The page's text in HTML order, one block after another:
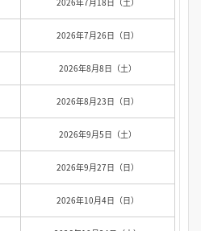
2026年7月26日（日）
2026年8月8日（土）
2026年8月23日（日）
2026年9月5日（土）
2026年9月27日（日）
2026年10月4日（日）